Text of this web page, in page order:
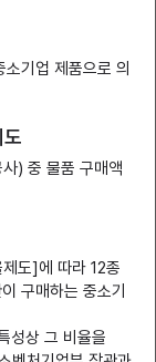
기업 제품으로 의
) 중 물품 구매액
도]에 따라 12종
구매하는 중소기
성상 그 비율을